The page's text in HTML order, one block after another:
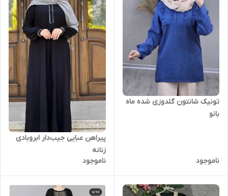
تونیک شانتون گلدوزی شده‌ ماه
بانو
ناموجود
پیراهن عبایی جیب‌دار ابروبادی
زنانه
ناموجود